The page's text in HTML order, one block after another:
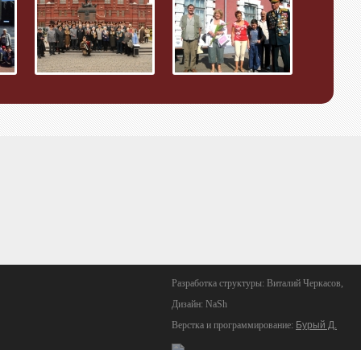
Разработка структуры: Виталий Черкасов,
Дизайн: NaSh
Верстка и программирование: Бурый Д.